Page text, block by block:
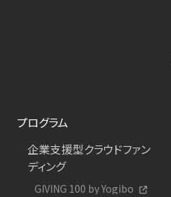
プログラム
企業支援型クラウドファン
ディング
GIVING 100 by Yogibo